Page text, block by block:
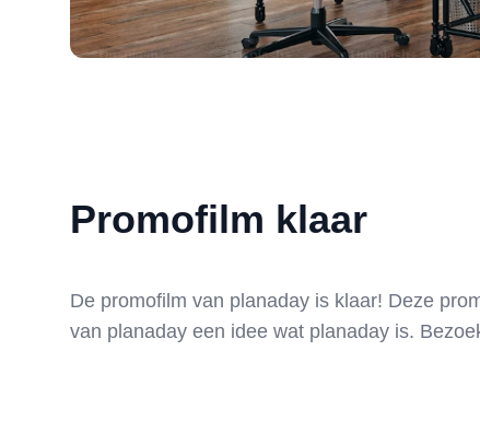
Promofilm klaar
De promofilm van planaday is klaar! Deze
van planaday een idee wat planaday is.